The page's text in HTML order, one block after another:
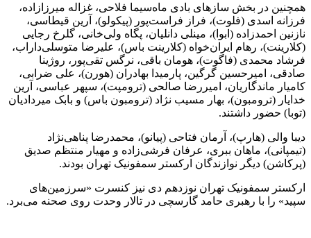
همچنین در بخش سازهای بادی ماه‌سیما فلاحی، غزاله میرزازاده،
فرزانه اسدی (فلوت)، فراز فراست‌پور (پیکولو)، آرین قیطاسی،
نازنین احمدزاده (ابوا)، مینلی دانلیان، پگاه ولی‌خانی، گلرخ رجایی
(کلارینت)، رهام ایران‌خواه (کلارینت باس)، علیرضا متوسلی‌داراب،
فرشاد محمدی (فاگوت)، هومان باقی، نرگس تقی‌پور، روژینا
صادقی، امیرحسین گرگین، پارمیدا بهادران (هورن)، علی ضرابی،
کامیار ماندگاریان، امیررضا صالحی (ترومپت)، سپهر عباسی، آرین
خدایار (ترومبون)، بهار مسیب نژاد (ترومبون باس) و بابک میردادیان
(توبا) حضور داشتند.
دیبا والی (هارپ)، آرمان فتاحی (پیانو)، محمدرضا پناهی‌نژاد
(تیمپانی)، ماهان ببری، عرفان فرشی‌زاده و مهیار منتظم صدیق
(پرکاشن) دیگر نوازندگان ارکستر سمفونیک تهران بودند.
ارکستر سمفونیک تهران نوزدهم دی نیز کنسرت «سرزمین‌های
سپید» را با رهبری حامد گارسچی در تالار وحدت روی صحنه می‌برد.